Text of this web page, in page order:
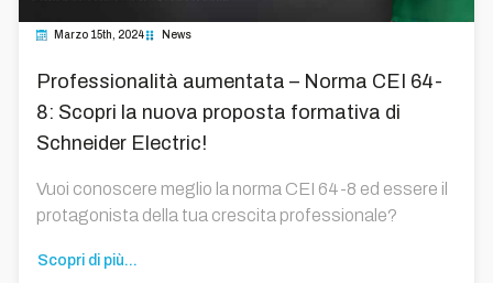
Marzo 15th, 2024 News
Professionalità aumentata – Norma CEI 64-
8: Scopri la nuova proposta formativa di
Schneider Electric!
Vuoi conoscere meglio la norma CEI 64-8 ed essere il
protagonista della tua crescita professionale?
Scopri di più...